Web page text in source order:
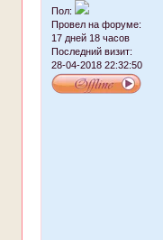
Пол:
Провел на форуме:
17 дней 18 часов
Последний визит:
28-04-2018 22:32:50